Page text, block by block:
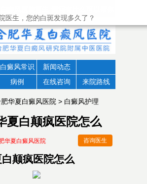
白癜风常识
新闻动态
病例
在线咨询 来院路线
华夏白癜风医院 > 白癜风护理
夏白颠疯医院怎么
华夏白癜风医院 咨询医生
颠疯医院怎么
医生，您的白斑发现多久了？